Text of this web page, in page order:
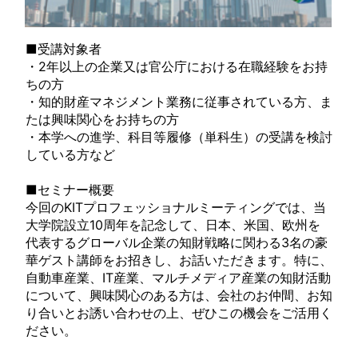
■受講対象者
・2年以上の企業又は官公庁における在職経験をお持
ちの方
・知的財産マネジメント業務に従事されている方、ま
たは興味関心をお持ちの方
・本学への進学、科目等履修（単科生）の受講を検討
している方など
■セミナー概要
今回のKITプロフェッショナルミーティングでは、当
大学院設立10周年を記念して、日本、米国、欧州を
代表するグローバル企業の知財戦略に関わる3名の豪
華ゲスト講師をお招きし、お話いただきます。特に、
自動車産業、IT産業、マルチメディア産業の知財活動
について、興味関心のある方は、会社のお仲間、お知
り合いとお誘い合わせの上、ぜひこの機会をご活用く
ださい。